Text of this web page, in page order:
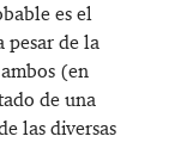
es el
pesar de la
(en
de una
las diversas